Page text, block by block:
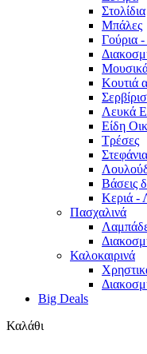
Στολίδια
Μπάλες
Γούρια -
Μουσικά
Κουτιά
Λευκά
Είδη
Τρέσες
Στεφάνια
Βάσεις
Κεριά -
Πασχαλινά
Καλοκαιρινά
Big Deals
Καλάθι